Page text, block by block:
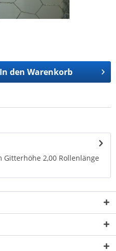
In den Warenkorb
Gitterhöhe 2,00 Rollenlänge